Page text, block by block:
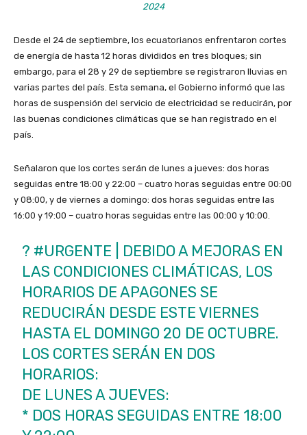
2024
Desde el 24 de septiembre, los ecuatorianos enfrentaron cortes
de energía de hasta 12 horas divididos en tres bloques; sin
embargo, para el 28 y 29 de septiembre se registraron lluvias en
varias partes del país. Esta semana, el Gobierno informó que las
horas de suspensión del servicio de electricidad se reducirán, por
las buenas condiciones climáticas que se han registrado en el
país.
Señalaron que los cortes serán de lunes a jueves: dos horas
seguidas entre 18:00 y 22:00 – cuatro horas seguidas entre 00:00
y 08:00, y de viernes a domingo: dos horas seguidas entre las
16:00 y 19:00 – cuatro horas seguidas entre las 00:00 y 10:00.
? #URGENTE | DEBIDO A MEJORAS EN
LAS CONDICIONES CLIMÁTICAS, LOS
HORARIOS DE APAGONES SE
REDUCIRÁN DESDE ESTE VIERNES
HASTA EL DOMINGO 20 DE OCTUBRE.
LOS CORTES SERÁN EN DOS
HORARIOS:
DE LUNES A JUEVES:
* DOS HORAS SEGUIDAS ENTRE 18:00